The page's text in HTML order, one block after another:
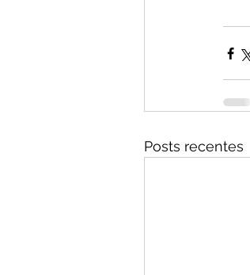
Posts recentes